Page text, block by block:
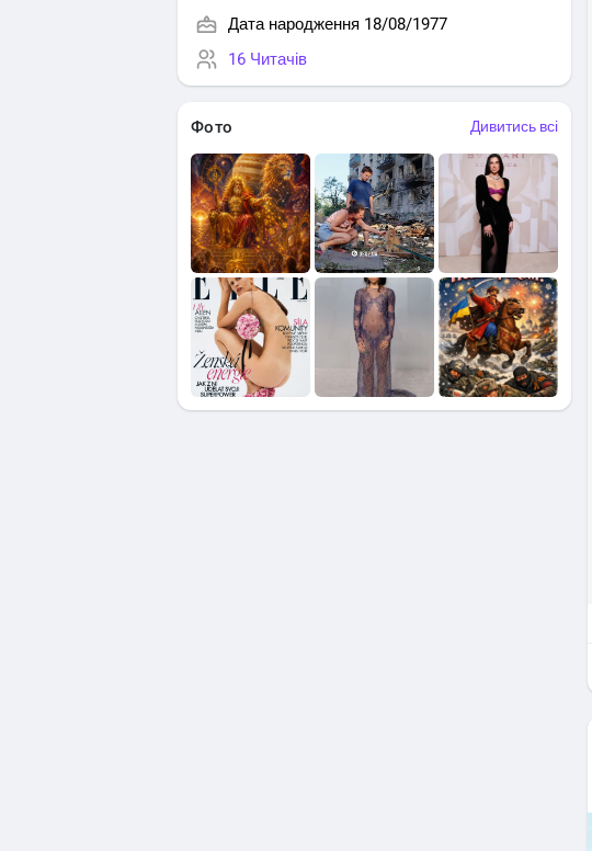
Дата народження 18/08/1977
16 Читачів
Фото Дивитись всі